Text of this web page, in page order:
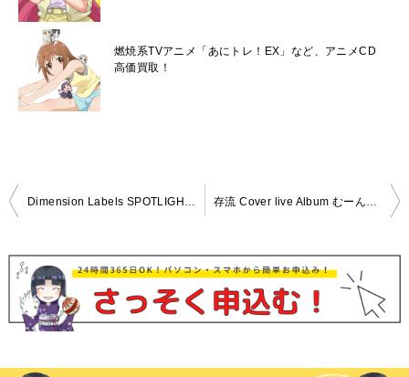
燃焼系TVアニメ「あにトレ！EX」など、アニメCD
高価買取！
投
ナ
ゲ
Dimension Labels SPOTLIGHT vol.2 アニメイト特典CD付き 高価買取！ 存流 Cover live Album むーんらいとLIVE 高価買取！